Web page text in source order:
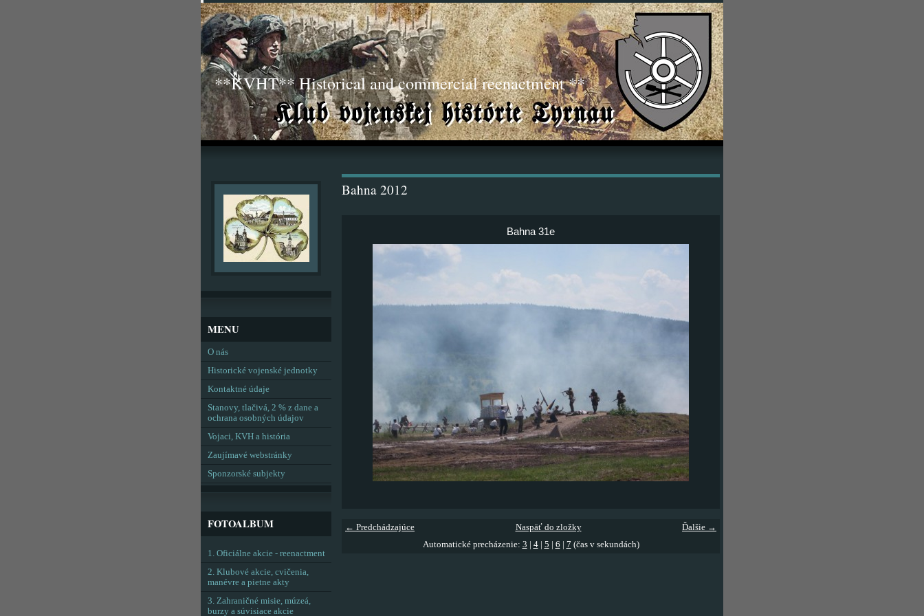
**KVHT** Historical and commercial reenactment **
Bahna 2012
Bahna 31e
← Predchádzajúce Ďalšie →
Naspäť do zložky
Automatické precházenie: 3 4| 5 6 7 (čas v sekundách)
MENU
O nás
Historické vojenské jednotky
Kontaktné údaje
Stanovy, tlačivá, 2 % z dane a
ochrana osobných údajov
Vojaci, KVH a história
Zaujímavé webstránky
Sponzorské subjekty
FOTOALBUM
1. Oficiálne akcie - reenactment
2. Klubové akcie, cvičenia,
manévre a pietne akty
3. Zahraničné misie, múzeá,
burzy a súvisiace akcie